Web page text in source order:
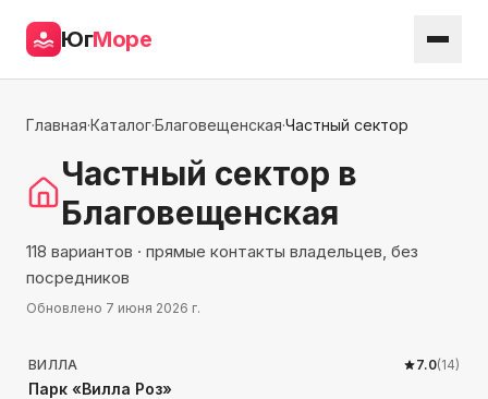
ЮгМоре
Главная·Каталог·Благовещенская·Частный сектор
Частный сектор в
Благовещенская
118 вариантов · прямые контакты владельцев, без
посредников
Обновлено 7 июня 2026 г.
1670м до моря
ВИЛЛА 7.0(14)
Парк «Вилла Роз»